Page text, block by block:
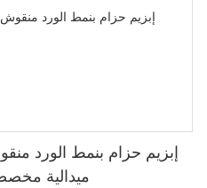
إبزيم حزام بنمط الورد
ميدالية مخصصة-